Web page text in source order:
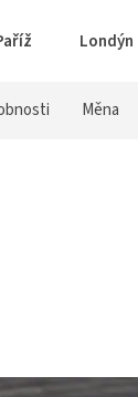
Londýn
Měna